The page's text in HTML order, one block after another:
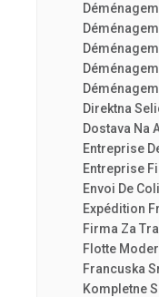
Direktna
Dostava Na
Entreprise
Entreprise
Envoi De
Expédition
Firma Za
Flotte
Francuska
Kompletne